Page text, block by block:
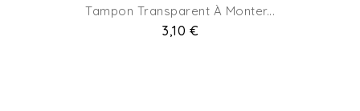
Tampon Transparent À Monter...
Pret
3,10 €